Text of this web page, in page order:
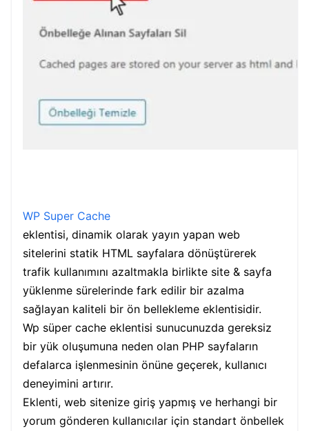
WP Super Cache
eklentisi, dinamik olarak yayın yapan web
sitelerini statik HTML sayfalara dönüştürerek
trafik kullanımını azaltmakla birlikte site & sayfa
yüklenme sürelerinde fark edilir bir azalma
sağlayan kaliteli bir ön bellekleme eklentisidir.
Wp süper cache eklentisi sunucunuzda gereksiz
bir yük oluşumuna neden olan PHP sayfaların
defalarca işlenmesinin önüne geçerek, kullanıcı
deneyimini artırır.
Eklenti, web sitenize giriş yapmış ve herhangi bir
yorum gönderen kullanıcılar için standart önbellek